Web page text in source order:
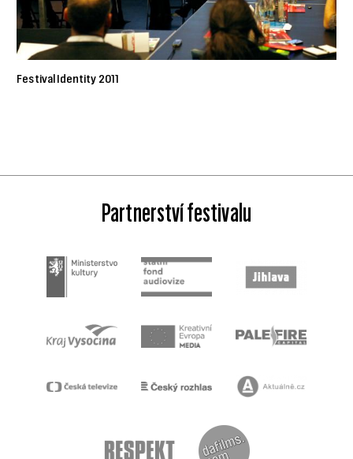
Festival Identity 2011
Partnerství festivalu